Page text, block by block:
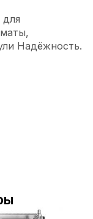
Надёжность.